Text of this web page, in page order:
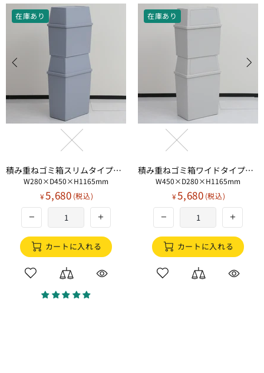
在庫あり
積み重ねゴミ箱スリムタイプセット
W280×D450×H1165mm
¥5,680
カートに入れる
在庫あり
積み重ねゴミ箱ワイドタイプセット
W450×D280×H1165mm
¥5,680
カートに入れる